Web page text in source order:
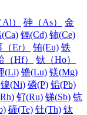
） 砷（As）
金
镉(Cd) 铈(Ce)
Er） 铕(Eu) 铁
（Hf）
钬（Ho）
(Li) 镥(Lu) 镁(Mg)
镍(Ni) 磷(P) 铅(Pb)
钌(Ru) 锑(Sb) 钪
碲(Te) 钍(Th) 钛